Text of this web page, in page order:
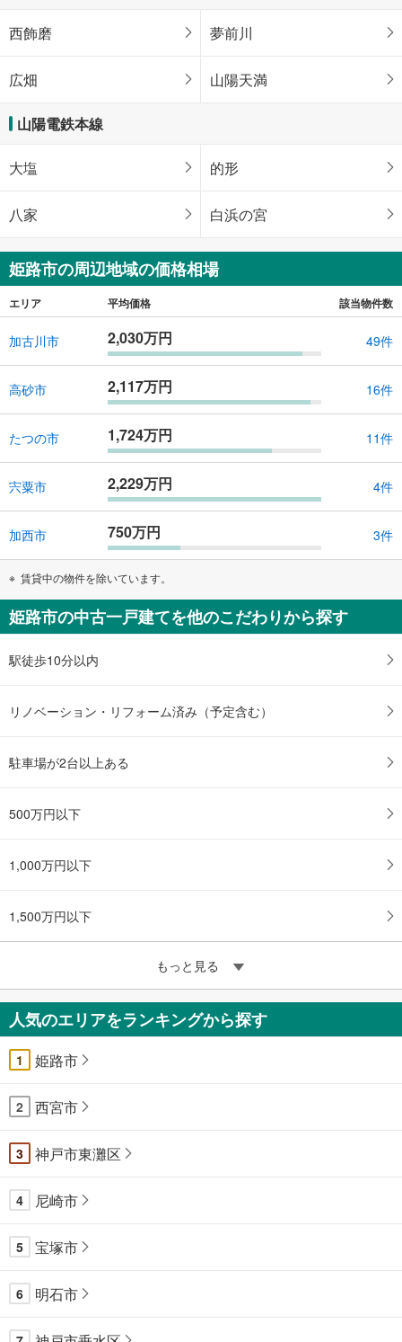
西飾磨 夢前川
広畑 山陽天満
山陽電鉄本線
大塩 的形
八家 白浜の宮
姫路市の周辺地域の価格相場
エリア 平均価格 該当物件数
加古川市 2,030万円 49件
高砂市 2,117万円 16件
たつの市 1,724万円 11件
宍粟市 2,229万円 4件
加西市 750万円 3件
賃貸中の物件を除いています。
姫路市の中古一戸建てを他のこだわりから探す
駅徒歩10分以内
リノベーション・リフォーム済み（予定含む）
駐車場が2台以上ある
500万円以下
1,000万円以下
1,500万円以下
もっと見る
人気のエリアをランキングから探す
1 姫路市
2 西宮市
3 神戸市東灘区
4 尼崎市
5 宝塚市
6 明石市